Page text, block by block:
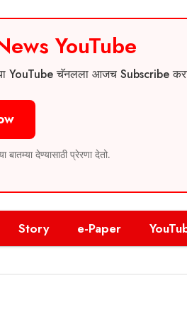
YouTube
YouTube चॅनलला आजच Subscribe
देण्यासाठी प्रेरणा देतो.
Story e-Paper